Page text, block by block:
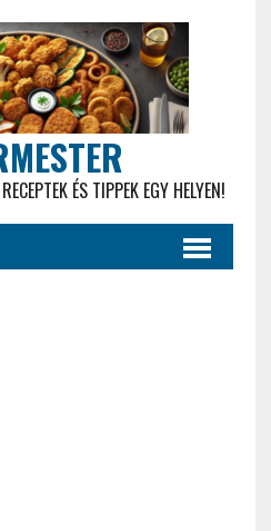
ÉS TIPPEK EGY HELYEN!